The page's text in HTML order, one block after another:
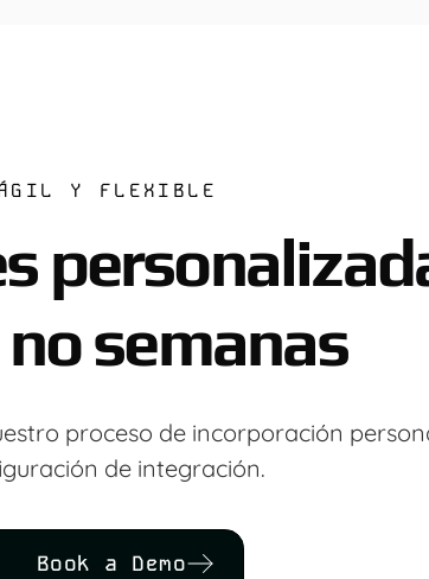
Y FLEXIBLE
semanas
proceso de incorporación
de integración.
Book a Demo